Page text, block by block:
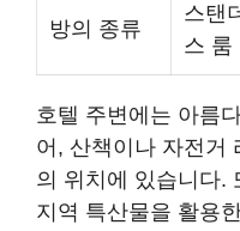
방의 종류
스탠
스 룸
호텔 주변에는 아름
어, 산책이나 자전거
의 위치에 있습니다.
지역 특산물을 활용